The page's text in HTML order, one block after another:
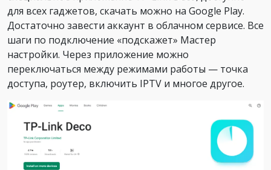
для всех гаджетов, скачать можно на Google Play.
Достаточно завести аккаунт в облачном сервисе. Все
шаги по подключение «подскажет» Мастер
настройки. Через приложение можно
переключаться между режимами работы — точка
доступа, роутер, включить IPTV и многое другое.